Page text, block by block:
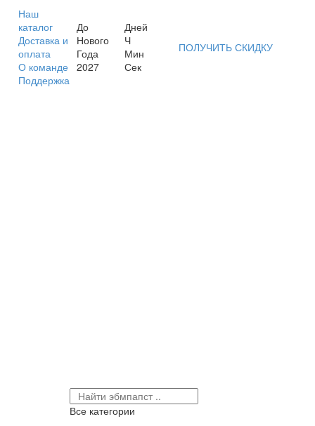
Наш
каталог
Доставка и
оплата
О команде
Поддержка
До
Нового
Года
2027
Дней
Ч
Мин
Сек
ПОЛУЧИТЬ СКИДКУ
Все категории